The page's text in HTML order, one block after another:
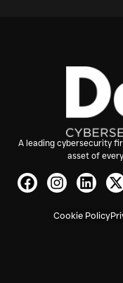
A leading cybersecurity
asset of
Cookie Policy